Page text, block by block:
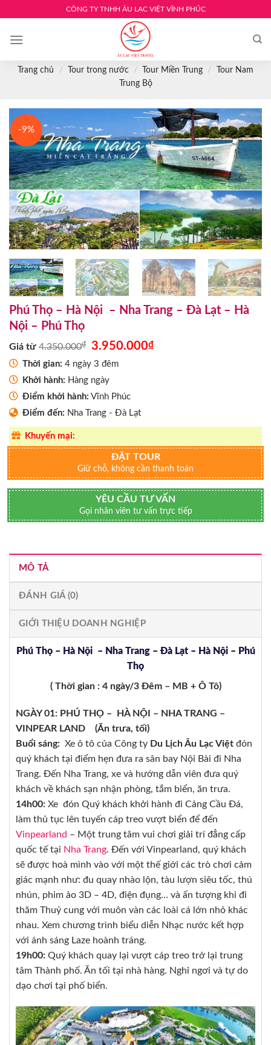
content
CÔNG TY TNHH ÂU LẠC VIỆT VĨNH PHÚC
Trang chủ / Tour trong nước / Tour Miền Trung /
Tour Nam
Trung Bộ
-9%
Phú Thọ – Hà Nội – Nha Trang – Đà Lạt – Hà
Nội – Phú Thọ
Giá từ 4.350.000₫
Giá
là:
3.950.000₫Giá
Thời gian: 4 ngày 3 đêm
Khởi hành: Hàng ngày
Điểm khởi hành: Vĩnh Phúc
Điểm đến: Nha Trang - Đà Lạt
Khuyến mại:
ĐẶT TOUR
Giữ chỗ, không cần thanh toán
YÊU CẦU TƯ VẤN
Gọi nhân viên tư vấn trực tiếp
MÔ TẢ
ĐÁNH GIÁ (0)
GIỚI THIỆU DOANH NGHIỆP
Phú Thọ – Hà Nội – Nha Trang – Đà Lạt – Hà Nội – Phú
Thọ
( Thời gian : 4 ngày/3 Đêm – MB + Ô Tô)
NGÀY 01: PHÚ THỌ – HÀ NỘI – NHA TRANG –
VINPEAR LAND (Ăn trưa, tối)
Buổi sáng: Xe ô tô của Công ty Du Lịch Âu Lạc Việt đón
quý khách tại điểm hẹn đưa ra sân bay Nội Bài đi Nha
Trang. Đến Nha Trang, xe và hướng dẫn viên đưa quý
khách về khách sạn nhận phòng, tắm biển, ăn trưa.
14h00: Xe đón Quý khách khởi hành đi Cảng Cầu Đá,
làm thủ tục lên tuyến cáp treo vượt biển để đến
Vinpearland – Một trung tâm vui chơi giải trí đẳng cấp
quốc tế tại Nha Trang. Đến với Vinpearland, quý khách
sẽ được hoà mình vào với một thế giới các trò chơi cảm
giác mạnh như: đu quay nhào lộn, tàu lượn siêu tốc, thú
nhún, phim ảo 3D – 4D, điện đụng… và ấn tượng khi đi
thăm Thuỷ cung với muôn vàn các loài cá lớn nhỏ khác
nhau. Xem chương trình biểu diễn Nhạc nước kết hợp
với ánh sáng Laze hoành tráng.
19h00: Quý khách quay lại vượt cáp treo trở lại trung
tâm Thành phố. Ăn tối tại nhà hàng. Nghỉ ngơi và tự do
dạo chơi tại phố biển.